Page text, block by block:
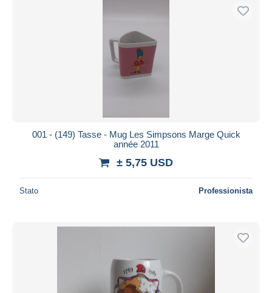
001 - (149) Tasse - Mug Les Simpsons Marge Quick
année 2011
± 5,75 USD
Stato Professionista